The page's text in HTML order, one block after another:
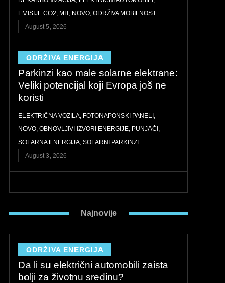
EMISIJE CO2, MIT, NOVO,ODRŽIVA MOBILNOST
August 5, 2026
ODRŽIVA ENERGIJA
Parkinzi kao male solarne elektrane:
Veliki potencijal koji Evropa još ne
koristi
ELEKTRIČNA VOZILA, FOTONAPONSKI PANELI ,
NOVO,OBNOVLJIVI IZVORI ENERGIJE, PUNJAČI ,
SOLARNA ENERGIJA,SOLARNI PARKINZI
August 3, 2026
Najnovije
ODRŽIVA ENERGIJA
Da li su električni automobili zaista
bolji za životnu sredinu?